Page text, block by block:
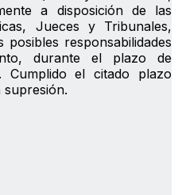
a disposición de las
Jueces y Tribunales,
responsabilidades
durante el plazo de
Cumplido el citado plazo